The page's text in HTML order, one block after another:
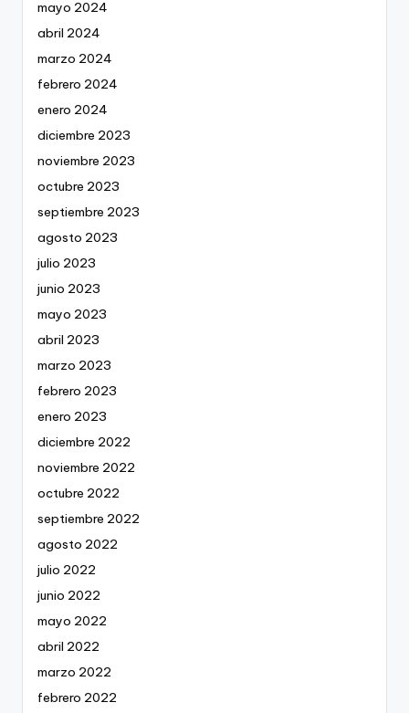
mayo 2024
abril 2024
marzo 2024
febrero 2024
enero 2024
diciembre 2023
noviembre 2023
octubre 2023
septiembre 2023
agosto 2023
julio 2023
junio 2023
mayo 2023
abril 2023
marzo 2023
febrero 2023
enero 2023
diciembre 2022
noviembre 2022
octubre 2022
septiembre 2022
agosto 2022
julio 2022
junio 2022
mayo 2022
abril 2022
marzo 2022
febrero 2022